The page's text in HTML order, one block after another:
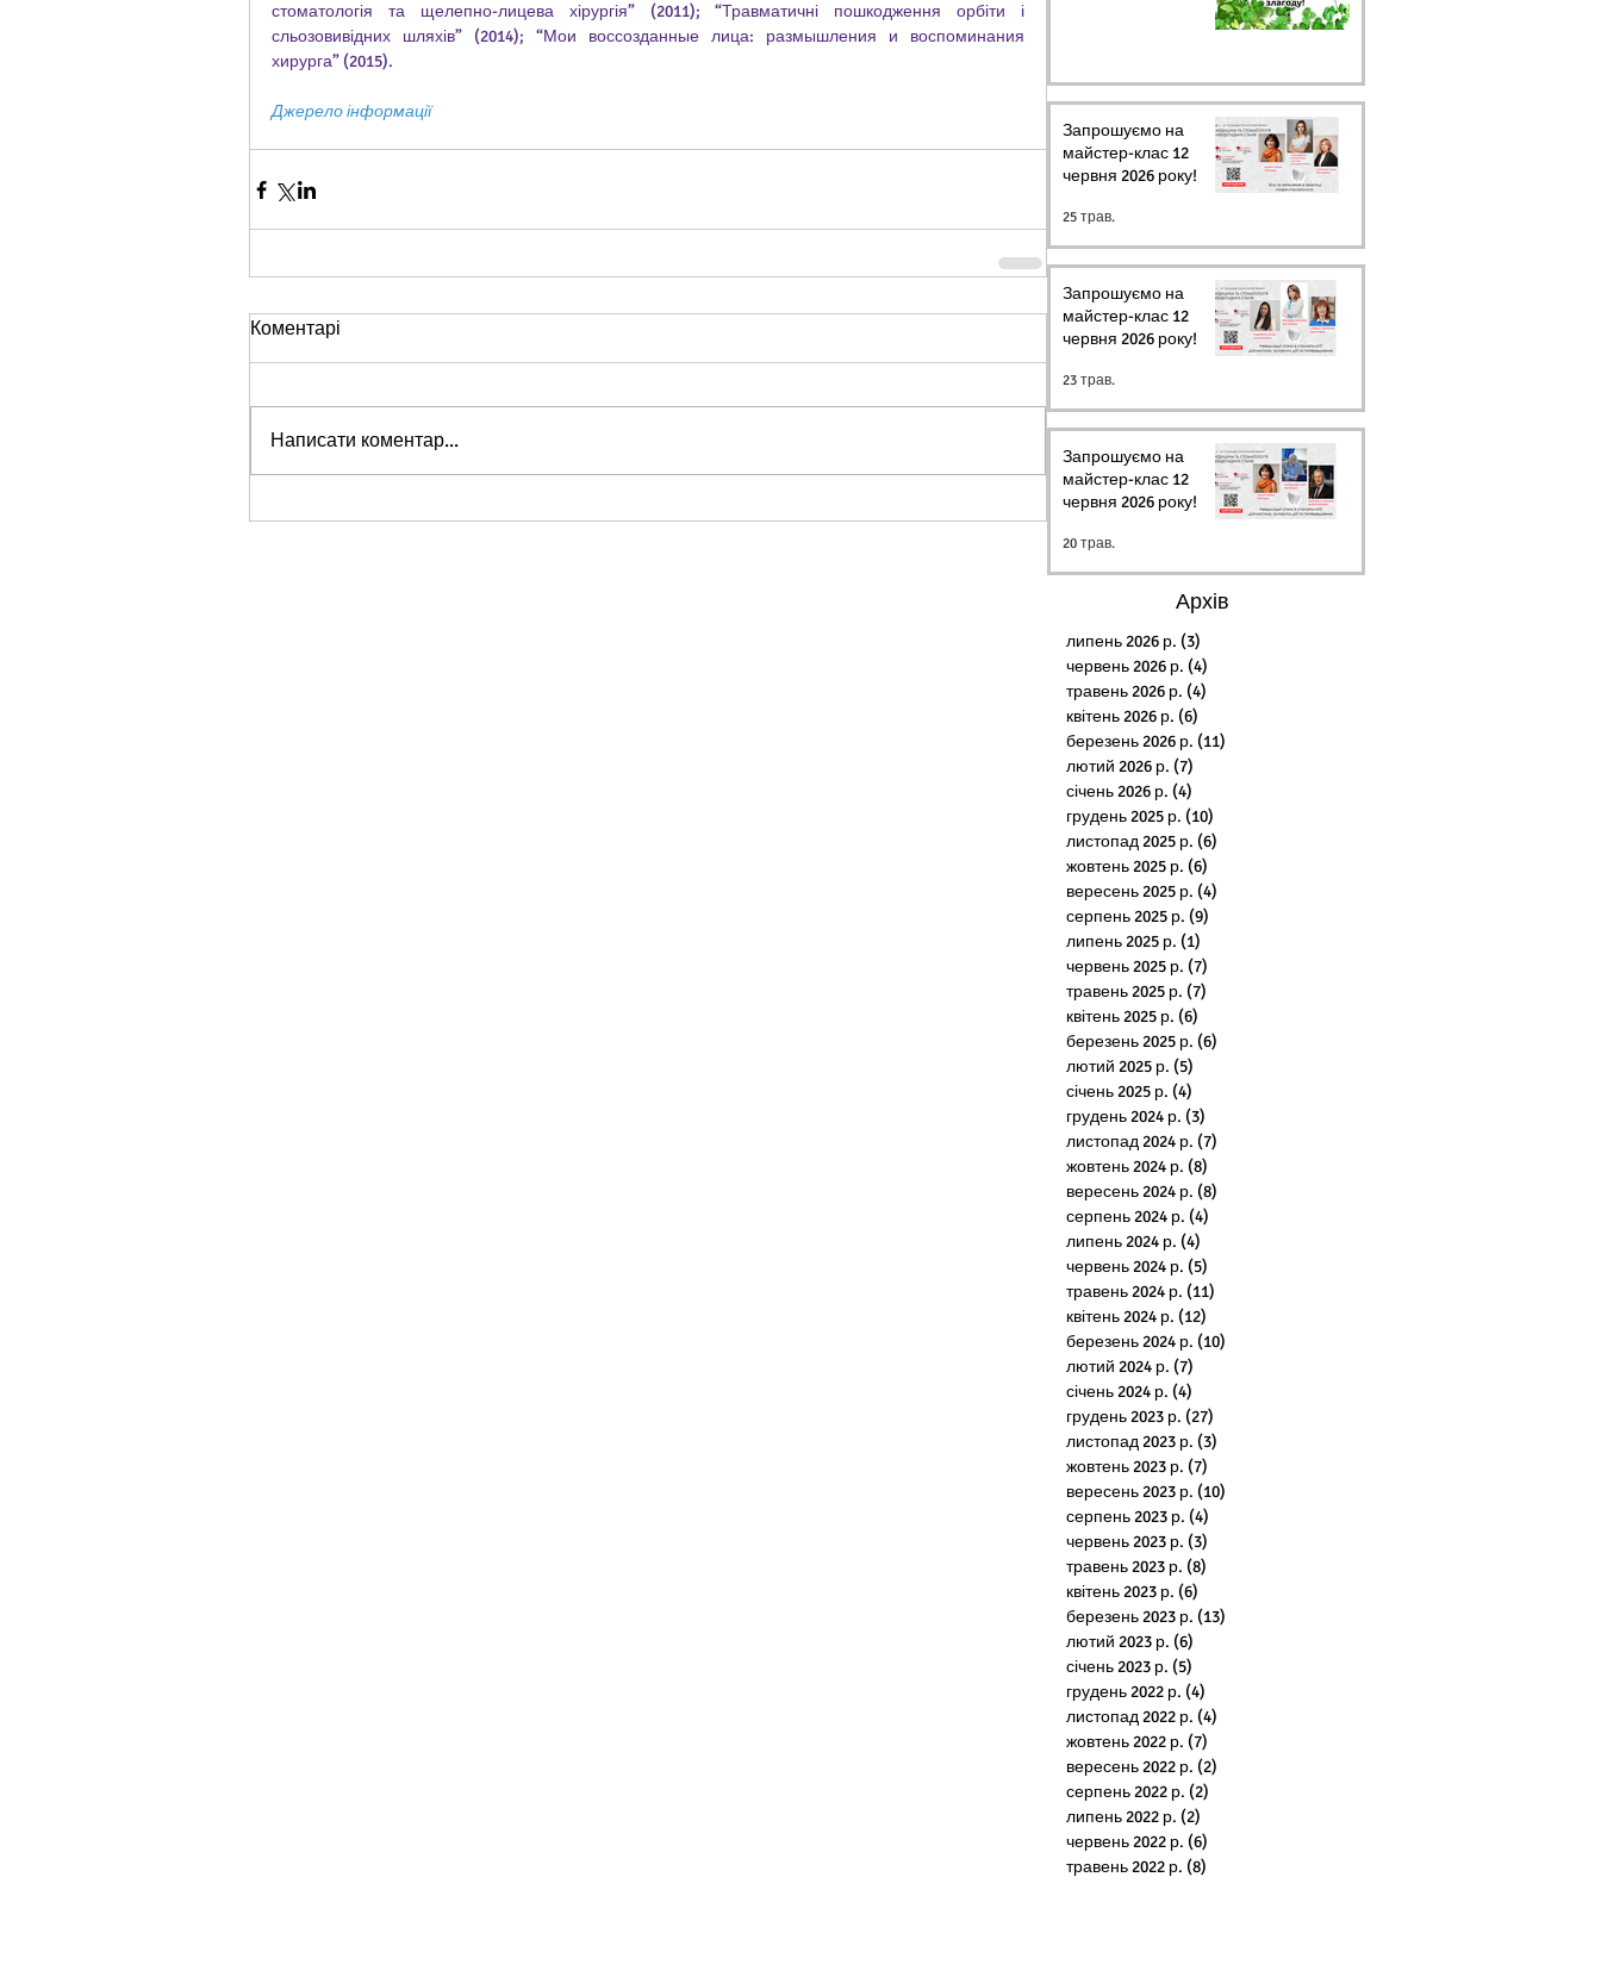
стоматологія та щелепно-лицева хірургія” (2011); “Травматичні пошкодження орбіти і
сльозовивідних шляхів” (2014); “Мои воссозданные лица: размышления и воспоминания
хирурга” (2015).
Джерело інформації
Коментарі
Написати коментар...
Запрошуємо на
майстер-клас 12
червня 2026 року!
25 трав.
Запрошуємо на
майстер-клас 12
червня 2026 року!
23 трав.
Запрошуємо на
майстер-клас 12
червня 2026 року!
20 трав.
Архів
липень 2026 р. (3)
червень 2026 р. (4)
травень 2026 р. (4)
квітень 2026 р. (6)
березень 2026 р. (11)
лютий 2026 р. (7)
січень 2026 р. (4)
грудень 2025 р. (10)
листопад 2025 р. (6)
жовтень 2025 р. (6)
вересень 2025 р. (4)
серпень 2025 р. (9)
липень 2025 р. (1)
червень 2025 р. (7)
травень 2025 р. (7)
квітень 2025 р. (6)
березень 2025 р. (6)
лютий 2025 р. (5)
січень 2025 р. (4)
грудень 2024 р. (3)
листопад 2024 р. (7)
жовтень 2024 р. (8)
вересень 2024 р. (8)
серпень 2024 р. (4)
липень 2024 р. (4)
червень 2024 р. (5)
травень 2024 р. (11)
квітень 2024 р. (12)
березень 2024 р. (10)
лютий 2024 р. (7)
січень 2024 р. (4)
грудень 2023 р. (27)
листопад 2023 р. (3)
жовтень 2023 р. (7)
вересень 2023 р. (10)
серпень 2023 р. (4)
червень 2023 р. (3)
травень 2023 р. (8)
квітень 2023 р. (6)
березень 2023 р. (13)
лютий 2023 р. (6)
січень 2023 р. (5)
грудень 2022 р. (4)
листопад 2022 р. (4)
жовтень 2022 р. (7)
вересень 2022 р. (2)
серпень 2022 р. (2)
липень 2022 р. (2)
червень 2022 р. (6)
травень 2022 р. (8)